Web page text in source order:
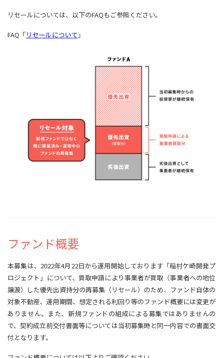
リセールについては、以下のFAQもご参照ください。
FAQ「リセールについて 」
ファンド概要
本募集は、2022年4月22日から運用開始しております「稲村ケ崎開発プ
ロジェクト」について、買取申請により事業者が買取（事業者への地位
譲渡）した優先出資持分の再募集（リセール）のため、ファンド自体の
対象不動産、運用期間、想定される利回り等のファンド概要には変更が
ありません。また、新規ファンドの組成による募集ではありませんの
で、契約成立前交付書面等については当初募集時と同一内容での書面交
付となります。